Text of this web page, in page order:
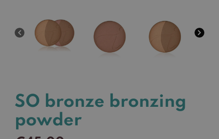
SO bronze bronzing
powder